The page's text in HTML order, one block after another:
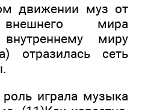
движении муз от
внешнего мира
миру
отразилась сеть
играла музыка